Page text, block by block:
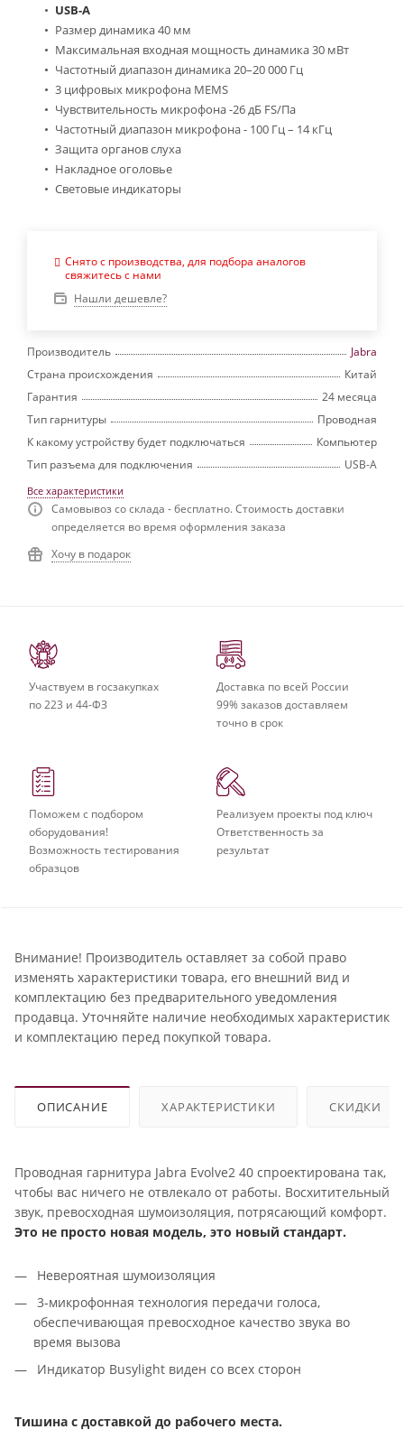
USB-A
Размер динамика 40 мм
Максимальная входная мощность динамика 30 мВт
Частотный диапазон динамика 20–20 000 Гц
3 цифровых микрофона MEMS
Чувствительность микрофона -26 дБ FS/Па
Частотный диапазон микрофона - 100 Гц – 14 кГц
Защита органов слуха
Накладное оголовье
Световые индикаторы
Снято с производства, для подбора аналогов
свяжитесь с нами
Нашли дешевле?
Производитель
Jabra
Страна происхождения
Китай
Гарантия
24 месяца
Тип гарнитуры
Проводная
К какому устройству будет подключаться
Компьютер
Тип разъема для подключения
USB-A
Все характеристики
Самовывоз со склада - бесплатно. Стоимость доставки
определяется во время оформления заказа
Хочу в подарок
Участвуем в госзакупках
по 223 и 44-ФЗ
Доставка по всей России
99% заказов доставляем
точно в срок
Поможем с подбором
оборудования!
Возможность тестирования
образцов
Реализуем проекты под ключ
Ответственность за
результат
Внимание! Производитель оставляет за собой право
изменять характеристики товара, его внешний вид и
комплектацию без предварительного уведомления
продавца. Уточняйте наличие необходимых характеристик
и комплектацию перед покупкой товара.
ОПИСАНИЕ ХАРАКТЕРИСТИКИ СКИДКИ
Проводная гарнитура Jabra Evolve2 40 спроектирована так,
чтобы вас ничего не отвлекало от работы. Восхитительный
звук, превосходная шумоизоляция, потрясающий комфорт.
Это не просто новая модель, это новый стандарт.
Невероятная шумоизоляция
3-микрофонная технология передачи голоса,
обеспечивающая превосходное качество звука во
время вызова
Индикатор Busylight виден со всех сторон
Тишина с доставкой до рабочего места.